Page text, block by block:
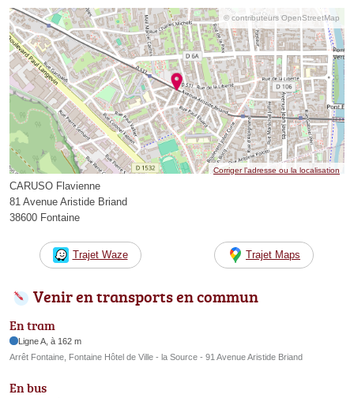
© contributeurs OpenStreetMap
Corriger l’adresse ou la localisation
CARUSO Flavienne
81 Avenue Aristide Briand
38600 Fontaine
Trajet Waze Trajet Maps
Venir en transports en commun
En tram
Ligne A, à 162 m
Arrêt Fontaine, Fontaine Hôtel de Ville - la Source - 91 Avenue Aristide Briand
En bus